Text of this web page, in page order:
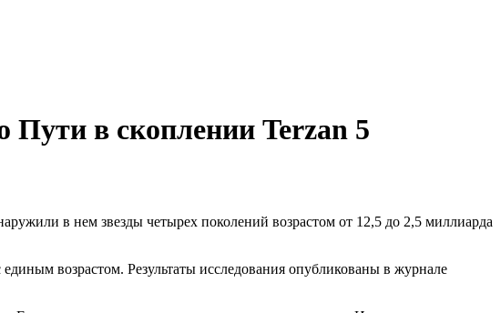
в скоплении Terzan 5
в нем звезды четырех поколений возрастом от 12,5 до 2,5 миллиарда
возрастом. Результаты исследования опубликованы в журнале